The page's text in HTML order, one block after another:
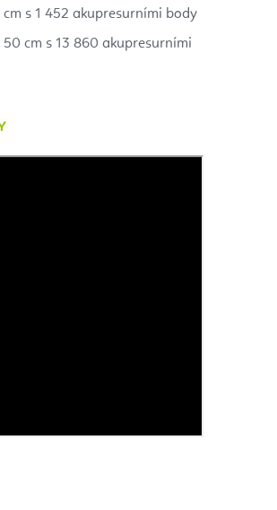
s 1 452 akupresurními body
50 cm s 13 860 akupresurními